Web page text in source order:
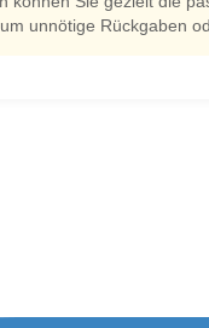
unnötige Rückgaben